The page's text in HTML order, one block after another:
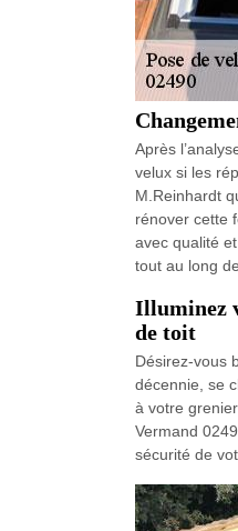
Après
velux si les
M.Reinhardt
rénover cette
avec qualité
tout au long de
Illuminez
de toit
Désirez-vous
décennie, se
à votre
Vermand
sécurité de